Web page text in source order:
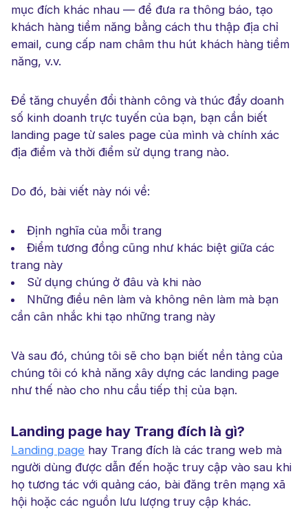
mục đích khác nhau — để đưa ra thông báo, tạo
khách hàng tiềm năng bằng cách thu thập địa chỉ
email, cung cấp nam châm thu hút khách hàng tiềm
năng, v.v.
Để tăng chuyển đổi thành công và thúc đẩy doanh
số kinh doanh trực tuyến của bạn, bạn cần biết
landing page từ sales page của mình và chính xác
địa điểm và thời điểm sử dụng trang nào.
Do đó, bài viết này nói về:
Định nghĩa của mỗi trang
Điểm tương đồng cũng như khác biệt giữa các
trang này
Sử dụng chúng ở đâu và khi nào
Những điều nên làm và không nên làm mà bạn
cần cân nhắc khi tạo những trang này
Và sau đó, chúng tôi sẽ cho bạn biết nền tảng của
chúng tôi có khả năng xây dựng các landing page
như thế nào cho nhu cầu tiếp thị của bạn.
Landing page hay Trang đích là gì?
Landing page hay Trang đích là các trang web mà
người dùng được dẫn đến hoặc truy cập vào sau khi
họ tương tác với quảng cáo, bài đăng trên mạng xã
hội hoặc các nguồn lưu lượng truy cập khác.